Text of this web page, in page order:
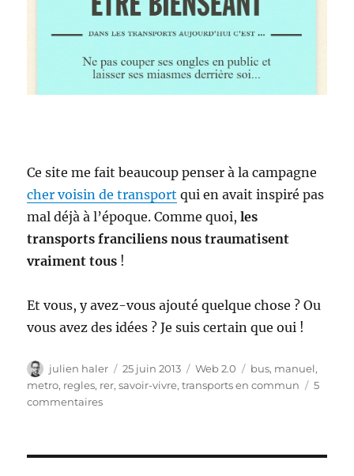
Ce site me fait beaucoup penser à la campagne
cher voisin de transport qui en avait inspiré pas
mal déjà à l’époque. Comme quoi,les
transports franciliens nous traumatisent
vraiment tous !
Et vous, y avez-vous ajouté quelque chose ? Ou
vous avez des idées ? Je suis certain que oui !
Auteur
julien haler
Publié
le
25 juin 2013 Catégories
Web 2.0 Étiquettes
bus, manuel,
metro, regles, rer,savoir-vivre,transports en commun
5
commentairessur